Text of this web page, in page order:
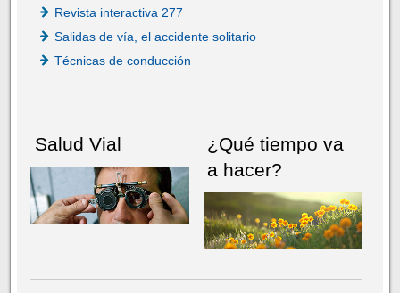
Revista interactiva 277
Salidas de vía, el accidente solitario
Técnicas de conducción
Salud Vial
¿Qué tiempo va
a hacer?